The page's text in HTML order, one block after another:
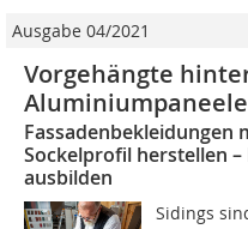
Ausgabe 04/2021
Vorgehängte
Fassadenbekleidungen
Sockelprofil herstellen
ausbilden
Sidings